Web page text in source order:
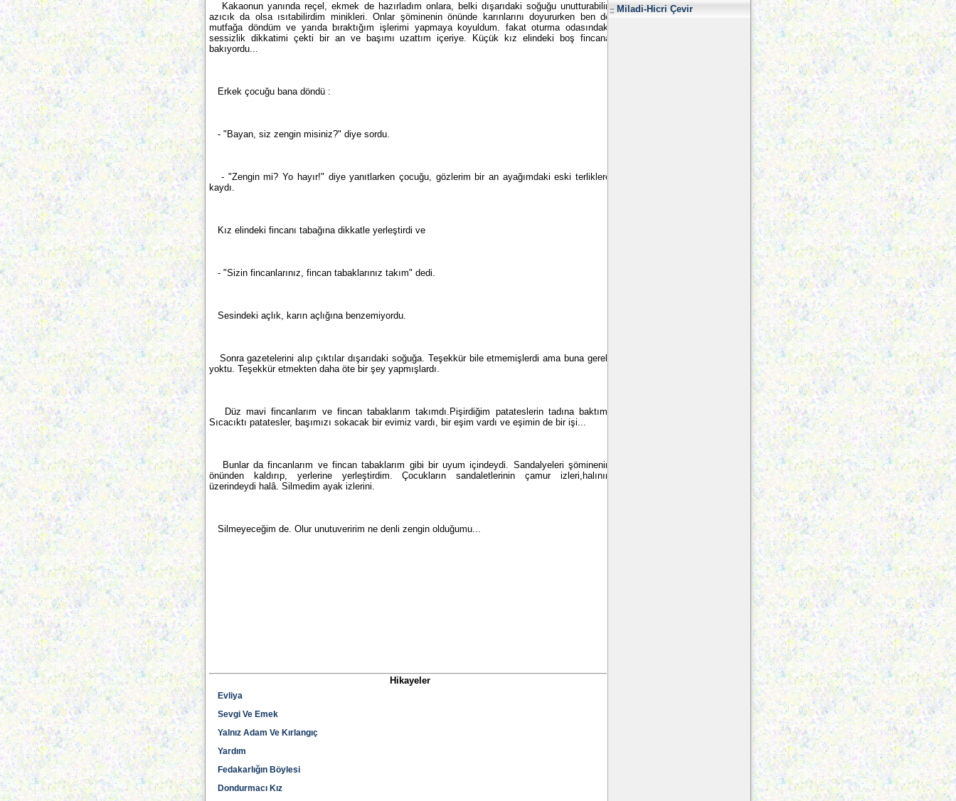
Kakaonun yanında reçel, ekmek de hazırladım onlara, belki dışarıdaki soğuğu unutturabilir,
azıcık da olsa ısıtabilirdim minikleri. Onlar şöminenin önünde karınlarını doyururken ben de
mutfağa döndüm ve yarıda bıraktığım işlerimi yapmaya koyuldum. fakat oturma odasındaki
sessizlik dikkatimi çekti bir an ve başımı uzattım içeriye. Küçük kız elindeki boş fincana
bakıyordu...
Erkek çocuğu bana döndü :
- "Bayan, siz zengin misiniz?" diye sordu.
- "Zengin mi? Yo hayır!" diye yanıtlarken çocuğu, gözlerim bir an ayağımdaki eski terliklere
kaydı.
Kız elindeki fincanı tabağına dikkatle yerleştirdi ve
- "Sizin fincanlarınız, fincan tabaklarınız takım" dedi.
Sesindeki açlık, karın açlığına benzemiyordu.
Sonra gazetelerini alıp çıktılar dışarıdaki soğuğa. Teşekkür bile etmemişlerdi ama buna gerek
yoktu. Teşekkür etmekten daha öte bir şey yapmışlardı.
Düz mavi fincanlarım ve fincan tabaklarım takımdı.Pişirdiğim patateslerin tadına baktım.
Sıcacıktı patatesler, başımızı sokacak bir evimiz vardı, bir eşim vardı ve eşimin de bir işi...
Bunlar da fincanlarım ve fincan tabaklarım gibi bir uyum içindeydi. Sandalyeleri şöminenin
önünden kaldırıp, yerlerine yerleştirdim. Çocukların sandaletlerinin çamur izleri,halının
üzerindeydi halâ. Silmedim ayak izlerini.
Silmeyeceğim de. Olur unutuveririm ne denli zengin olduğumu...
Hikayeler
Evliya
Sevgi Ve Emek
Yalnız Adam Ve Kırlangıç
Yardım
Fedakarlığın Böylesi
Dondurmacı Kız
Miladi-Hicri Çevir